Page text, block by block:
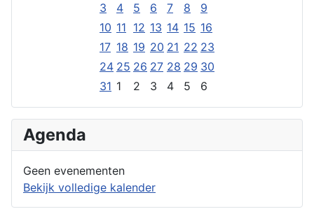
3
4 5 6 7 8
9
10 11 12 13 14 15 16
17 18 19 20 21 22 23
24 25 26 27 28 29 30
31 1 2 3 4 5 6
Agenda
Geen evenementen
Bekijk volledige kalender